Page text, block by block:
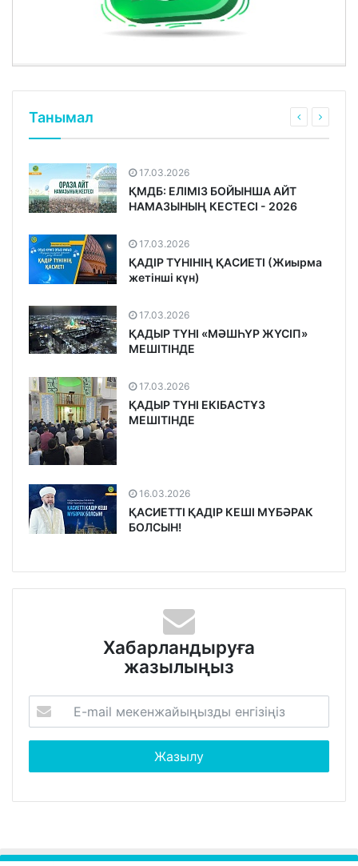
Танымал
17.03.2026
ҚМДБ: ЕЛІМІЗ БОЙЫНША АЙТ
НАМАЗЫНЫҢ КЕСТЕСІ - 2026
17.03.2026
ҚАДІР ТҮНІНІҢ ҚАСИЕТІ (Жиырма
жетінші күн)
17.03.2026
ҚАДЫР ТҮНІ «МӘШҺҮР ЖҮСІП»
МЕШІТІНДЕ
17.03.2026
ҚАДЫР ТҮНІ ЕКІБАСТҰЗ
МЕШІТІНДЕ
16.03.2026
ҚАСИЕТТІ ҚАДІР КЕШІ МҮБӘРАК
БОЛСЫН!
Хабарландыруға
жазылыңыз